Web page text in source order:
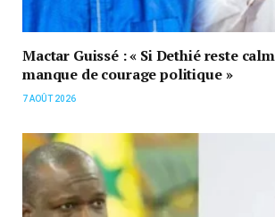
Mactar Guissé : « Si Dethié reste
manque de courage politique »
7 AOÛT 2026